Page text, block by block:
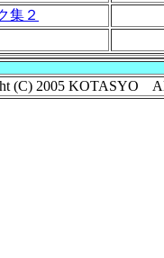
集２
(C) 2005 KOTASYO